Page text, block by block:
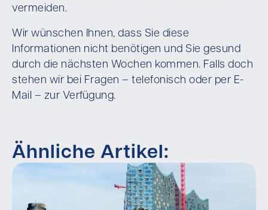
vermeiden.
Wir wünschen Ihnen, dass Sie diese
Informationen nicht benötigen und Sie gesund
durch die nächsten Wochen kommen. Falls doch
stehen wir bei Fragen – telefonisch oder per E-
Mail – zur Verfügung.
Ähnliche Artikel: